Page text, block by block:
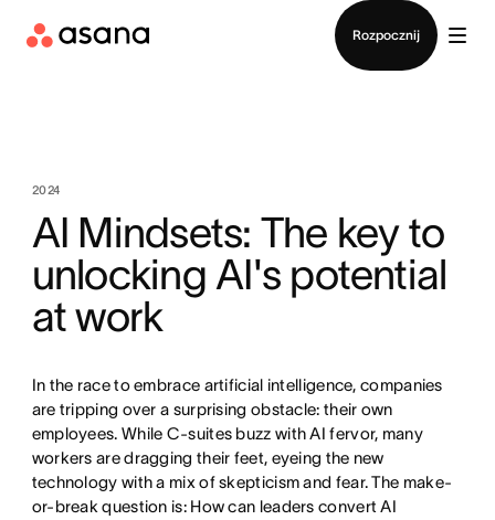
Rozpocznij
2024
AI Mindsets: The key to
unlocking AI's potential
at work
In the race to embrace artificial intelligence, companies
are tripping over a surprising obstacle: their own
employees. While C-suites buzz with AI fervor, many
workers are dragging their feet, eyeing the new
technology with a mix of skepticism and fear. The make-
or-break question is: How can leaders convert AI